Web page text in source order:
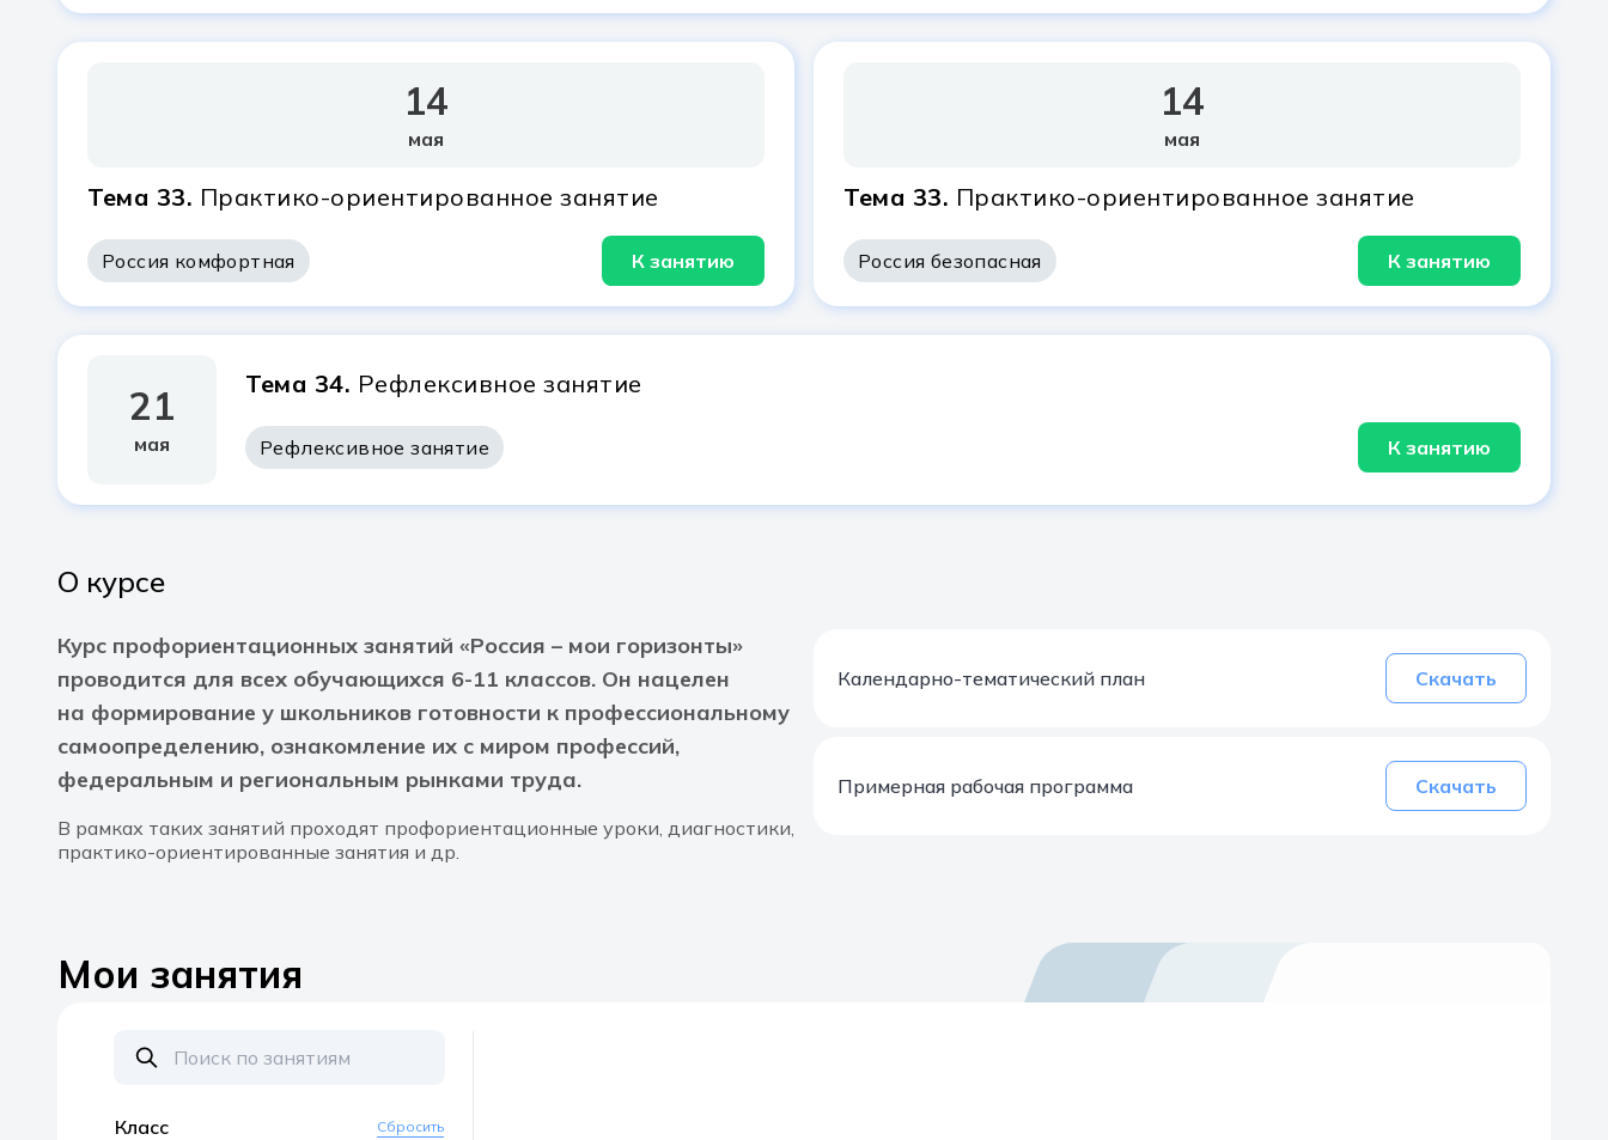
14
мая
Тема 33. Практико-ориентированное занятие
Россия комфортная К занятию
14
мая
Тема 33. Практико-ориентированное занятие
Россия безопасная К занятию
21
мая
Тема 34. Рефлексивное занятие
Рефлексивное занятие К занятию
О курсе
Курс профориентационных занятий «Россия – мои горизонты»
проводится для всех обучающихся 6-11 классов. Он нацелен
на формирование у школьников готовности к профессиональному
самоопределению, ознакомление их с миром профессий,
федеральным и региональным рынками труда.
В рамках таких занятий проходят профориентационные уроки, диагностики,
практико-ориентированные занятия и др.
Календарно-тематический план Скачать
Примерная рабочая программа Скачать
Мои занятия
Класс Сбросить